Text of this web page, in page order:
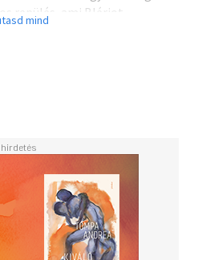
repülés, ami Blériot
A Magyar Fotográfiai
anyagából válogatott
száz éves születésnap előtt.
képaláírások mellett
műfajához illően
a repülés fotós